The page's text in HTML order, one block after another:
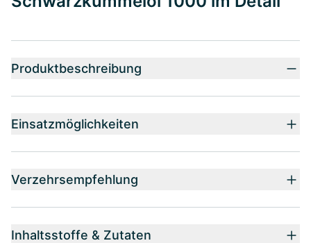
Produktbeschreibung
Einsatzmöglichkeiten
Verzehrsempfehlung
Inhaltsstoffe & Zutaten